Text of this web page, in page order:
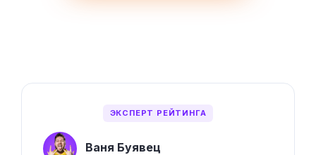
ЭКСПЕРТ РЕЙТИНГА
Ваня Буявец